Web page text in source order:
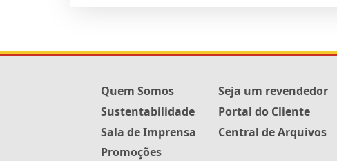
Quem Somos
Sustentabilidade
Sala de Imprensa
Promoções
Seja um revendedor
Portal do Cliente
Central de Arquivos